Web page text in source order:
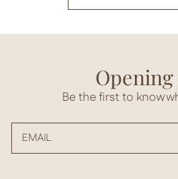
Opening
Be the first to know
EMAIL